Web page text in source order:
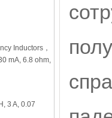
Inductors，
mA, 6.8 ohm,
3 A, 0.07